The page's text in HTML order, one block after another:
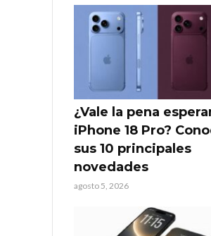
¿Vale la pena
iPhone 18 Pro?
sus 10 principales
novedades
agosto 5, 2026